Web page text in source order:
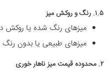
۱.۵. رنگ و روکش میز
میزهای رنگ شده یا روکش
میزهای طبیعی یا بدون
۲. محدوده قیمت میز ناهار خوری